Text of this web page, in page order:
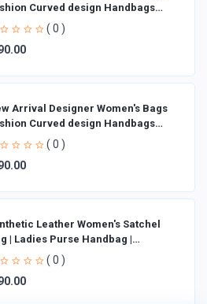
Curved design Handbags
Bag La
( 0 )
Arrival Designer Women′s Bags
Curved design Handbags
Bag La
( 0 )
Leather Women's Satchel
| Ladies Purse Handbag |
Bag | Sl
( 0 )